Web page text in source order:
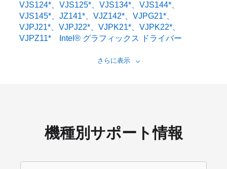
VJS124*、VJS125*、VJS134*、VJS144*、
VJS145*、JZ141*、VJZ142*、VJPG21*、
VJPJ21*、VJPJ22*、VJPK21*、VJPK22*、
VJPZ11* Intel® グラフィックス ドライバー
さらに表示
機種別サポート情報